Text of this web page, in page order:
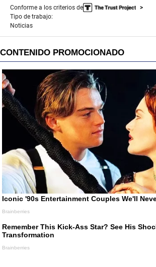
Conforme a los criterios de
Tipo de trabajo:
Noticias